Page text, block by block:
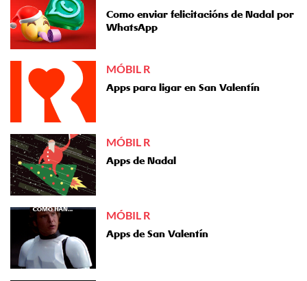
Como enviar felicitacións de Nadal por
WhatsApp
MÓBIL R
Apps para ligar en San Valentín
MÓBIL R
Apps de Nadal
MÓBIL R
Apps de San Valentín